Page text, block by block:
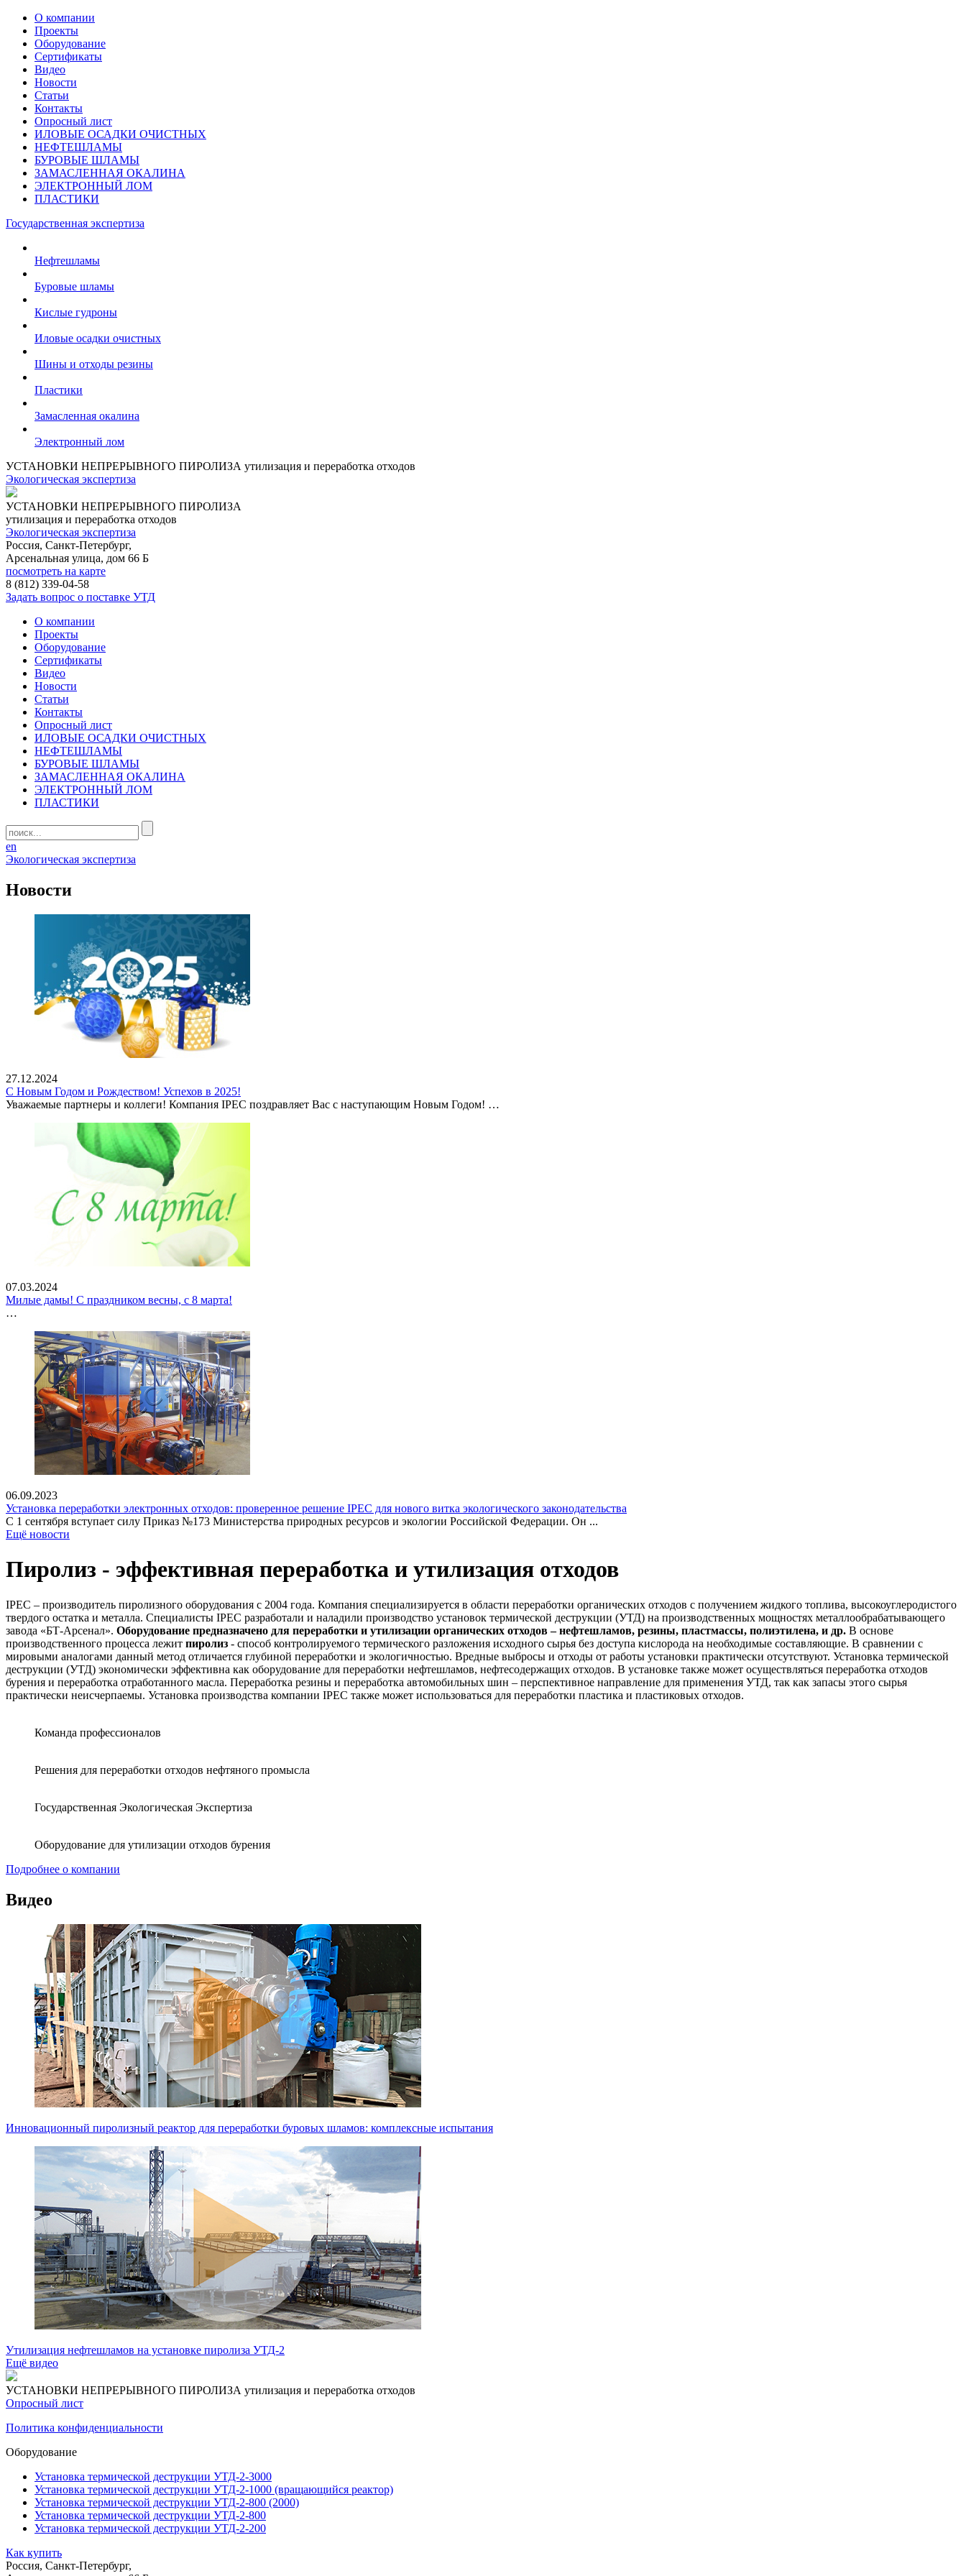
О компании
Проекты
Оборудование
Сертификаты
Видео
Новости
Статьи
Контакты
Опросный лист
ИЛОВЫЕ ОСАДКИ ОЧИСТНЫХ
НЕФТЕШЛАМЫ
БУРОВЫЕ ШЛАМЫ
ЗАМАСЛЕННАЯ ОКАЛИНА
ЭЛЕКТРОННЫЙ ЛОМ
ПЛАСТИКИ
Государственная экспертиза
Нефтешламы
Буровые шламы
Кислые гудроны
Иловые осадки очистных
Шины и отходы резины
Пластики
Замасленная окалина
Электронный лом
УСТАНОВКИ НЕПРЕРЫВНОГО ПИРОЛИЗА утилизация и переработка отходов
Экологическая экспертиза
УСТАНОВКИ НЕПРЕРЫВНОГО ПИРОЛИЗА
утилизация и переработка отходов
Экологическая экспертиза
Россия, Санкт-Петербург,
Арсенальная улица, дом 66 Б
посмотреть на карте
8 (812) 339-04-58
Задать вопрос о поставке УТД
О компании
Проекты
Оборудование
Сертификаты
Видео
Новости
Статьи
Контакты
Опросный лист
ИЛОВЫЕ ОСАДКИ ОЧИСТНЫХ
НЕФТЕШЛАМЫ
БУРОВЫЕ ШЛАМЫ
ЗАМАСЛЕННАЯ ОКАЛИНА
ЭЛЕКТРОННЫЙ ЛОМ
ПЛАСТИКИ
en
Экологическая экспертиза
Новости
27.12.2024
С Новым Годом и Рождеством! Успехов в 2025!
Уважаемые партнеры и коллеги! Компания IPEC поздравляет Вас с наступающим Новым Годом! …
07.03.2024
Милые дамы! С праздником весны, с 8 марта!
…
06.09.2023
Установка переработки электронных отходов: проверенное решение IPEC для нового витка экологического законодательства
С 1 сентября вступает силу Приказ №173 Министерства природных ресурсов и экологии Российской Федерации. Он ...
Ещё новости
Пиролиз - эффективная переработка и утилизация отходов
IPEC – производитель пиролизного оборудования с 2004 года. Компания специализируется в области переработки органических отходов с получением жидкого топлива, высокоуглеродистого
твердого остатка и металла. Специалисты IPEC разработали и наладили производство установок термической деструкции (УТД) на производственных мощностях металлообрабатывающего
завода «БТ-Арсенал». Оборудование предназначено для переработки и утилизации органических отходов – нефтешламов, резины, пластмассы, полиэтилена, и др. В основе
производственного процесса лежит пиролиз - способ контролируемого термического разложения исходного сырья без доступа кислорода на необходимые составляющие. В сравнении с
мировыми аналогами данный метод отличается глубиной переработки и экологичностью. Вредные выбросы и отходы от работы установки практически отсутствуют. Установка термической
деструкции (УТД) экономически эффективна как оборудование для переработки нефтешламов, нефтесодержащих отходов. В установке также может осуществляться переработка отходов
бурения и переработка отработанного масла. Переработка резины и переработка автомобильных шин – перспективное направление для применения УТД, так как запасы этого сырья
практически неисчерпаемы. Установка производства компании IPEC также может использоваться для переработки пластика и пластиковых отходов.
Команда профессионалов
Решения для переработки отходов нефтяного промысла
Государственная Экологическая Экспертиза
Оборудование для утилизации отходов бурения
Подробнее о компании
Видео
Инновационный пиролизный реактор для переработки буровых шламов: комплексные испытания
Утилизация нефтешламов на установке пиролиза УТД-2
Ещё видео
УСТАНОВКИ НЕПРЕРЫВНОГО ПИРОЛИЗА утилизация и переработка отходов
Опросный лист
Политика конфиденциальности
Оборудование
Установка термической деструкции УТД-2-3000
Установка термической деструкции УТД-2-1000 (вращающийся реактор)
Установка термической деструкции УТД-2-800 (2000)
Установка термической деструкции УТД-2-800
Установка термической деструкции УТД-2-200
Как купить
Россия, Санкт-Петербург,